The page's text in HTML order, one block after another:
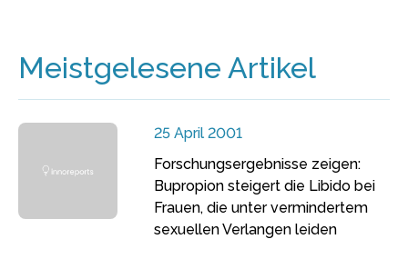
Meistgelesene Artikel
25 April 2001
Forschungsergebnisse zeigen:
Bupropion steigert die Libido bei
Frauen, die unter vermindertem
sexuellen Verlangen leiden